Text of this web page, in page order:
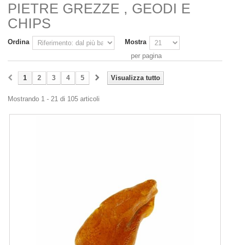
PIETRE GREZZE , GEODI E
CHIPS
Ordina
Mostra
per pagina
Visualizza tutto
1 2 3 4 5
Mostrando 1 - 21 di 105 articoli